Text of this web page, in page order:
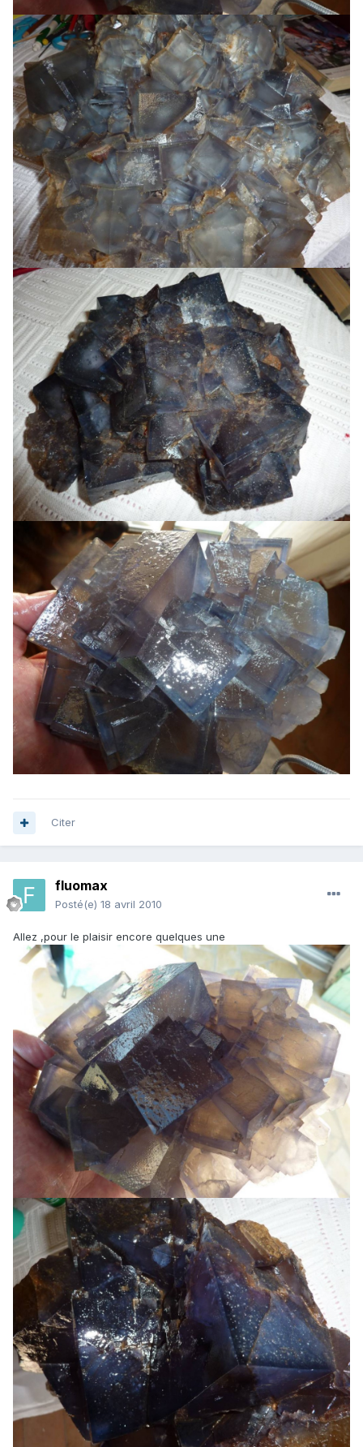
Citer
fluomax
Posté(e) 18 avril 2010
Allez ,pour le plaisir encore quelques une